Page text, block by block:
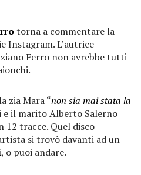
torna a commentare la
Instagram. L’autrice
Ferro non avrebbe tutti
zia Mara “non sia mai stata la
e il marito Alberto Salerno
12 tracce. Quel disco
si trovò davanti ad un
, o puoi andare.